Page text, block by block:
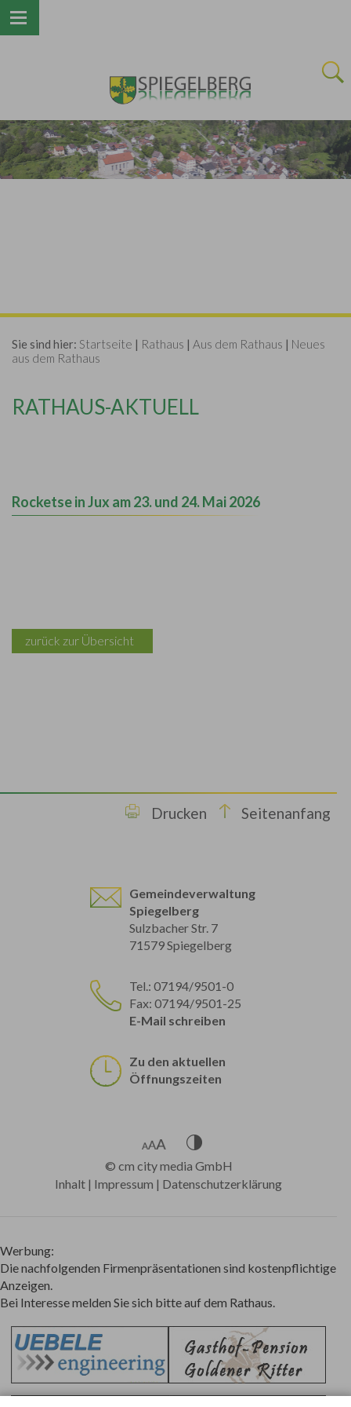
Sie sind hier: Startseite | Rathaus | Aus dem Rathaus | Neues
aus dem Rathaus
RATHAUS-AKTUELL
Rocketse in Jux am 23. und 24. Mai 2026
zurück zur Übersicht
Drucken Seitenanfang
Gemeindeverwaltung
Spiegelberg
Sulzbacher Str. 7
71579 Spiegelberg
Tel.: 07194/9501-0
Fax: 07194/9501-25
E-Mail schreiben
Zu den aktuellen
Öffnungszeiten
© cm city media GmbH
Inhalt | Impressum | Datenschutzerklärung
Werbung:
Die nachfolgenden Firmenpräsentationen sind kostenpflichtige
Anzeigen.
Bei Interesse melden Sie sich bitte auf dem Rathaus.